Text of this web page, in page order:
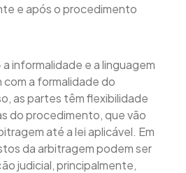
e após o procedimento
a informalidade e a linguagem
a formalidade do
as partes têm flexibilidade
do procedimento, que vão
até a lei aplicável. Em
da arbitragem podem ser
judicial, principalmente,